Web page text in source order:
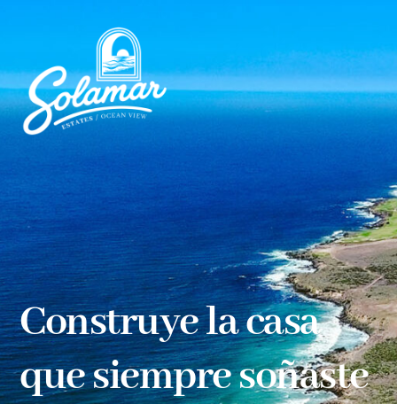
Construye la casa
que siempre soñaste